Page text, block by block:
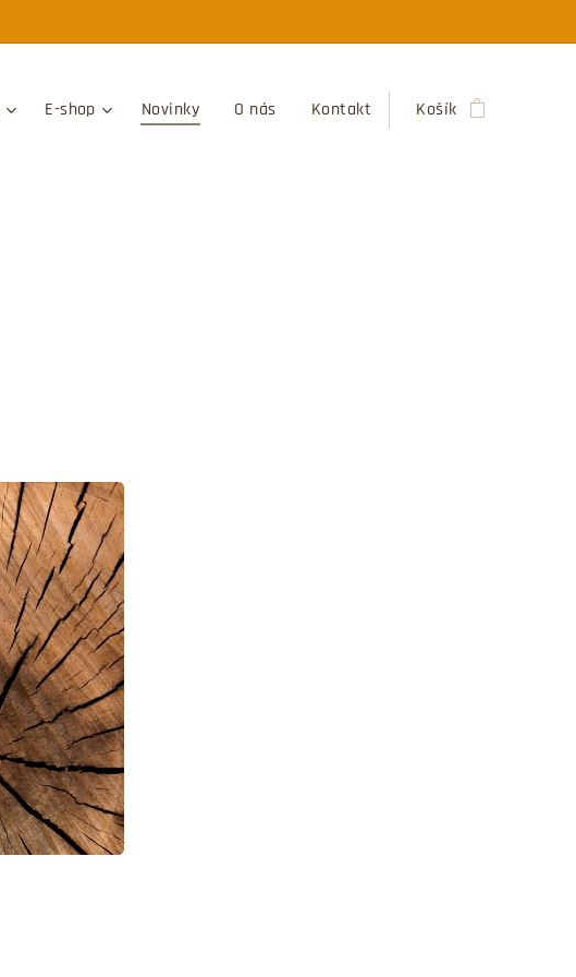
E-shop Novinky O nás Kontakt Košík